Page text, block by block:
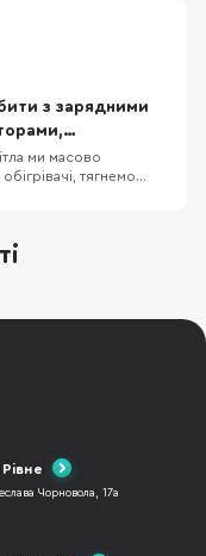
з зарядними
ми масово
тягнемо
CO, пожежі та
Чорновола, 17а